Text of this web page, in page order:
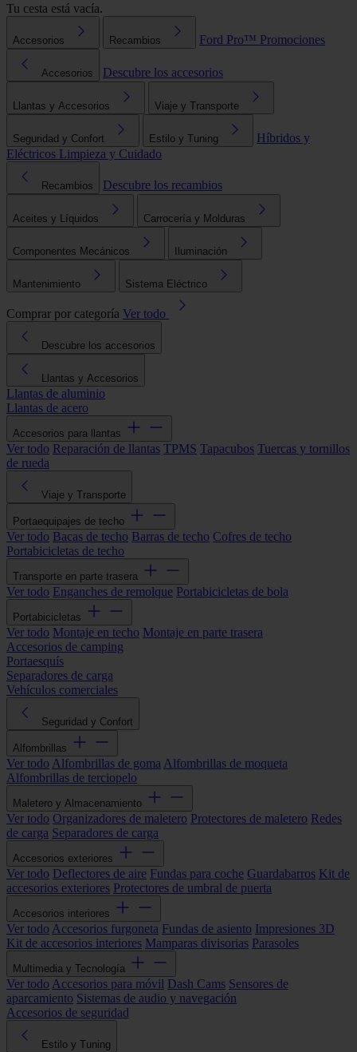
Tu cesta está vacía.
Accesorios Recambios Ford Pro™ Promociones
Accesorios Descubre los accesorios
Llantas y Accesorios Viaje y Transporte
Seguridad y Confort Estilo y Tuning
Híbridos y
Eléctricos Limpieza y Cuidado
Recambios Descubre los recambios
Aceites y Líquidos Carrocería y Molduras
Componentes Mecánicos Iluminación
Mantenimiento Sistema Eléctrico
Comprar por categoría Ver todo
Descubre los accesorios
Llantas y Accesorios
Llantas de aluminio
Llantas de acero
Accesorios para llantas
Ver todo Reparación de llantas TPMS Tapacubos Tuercas y tornillos
de rueda
Viaje y Transporte
Portaequipajes de techo
Ver todo Bacas de techo Barras de techo Cofres de techo
Portabicicletas de techo
Transporte en parte trasera
Ver todo Enganches de remolque Portabicicletas de bola
Portabicicletas
Ver todo Montaje en techo Montaje en parte trasera
Accesorios de camping
Portaesquís
Separadores de carga
Vehículos comerciales
Seguridad y Confort
Alfombrillas
Ver todo Alfombrillas de goma Alfombrillas de moqueta
Alfombrillas de terciopelo
Maletero y Almacenamiento
Ver todo Organizadores de maletero Protectores de maletero Redes
de carga Separadores de carga
Accesorios exteriores
Ver todo Deflectores de aire Fundas para coche Guardabarros Kit de
accesorios exteriores Protectores de umbral de puerta
Accesorios interiores
Ver todo Accesorios furgoneta Fundas de asiento Impresiones 3D
Kit de accesorios interiores Mamparas divisorias Parasoles
Multimedia y Tecnología
Ver todo Accesorios para móvil Dash Cams Sensores de
aparcamiento Sistemas de audio y navegación
Accesorios de seguridad
Estilo y Tuning